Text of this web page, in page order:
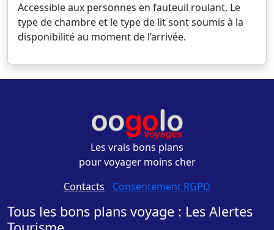
Accessible aux personnes en fauteuil roulant, Le
type de chambre et le type de lit sont soumis à la
disponibilité au moment de l’arrivée.
Les vrais bons plans
pour voyager moins cher
Contacts - Consentement RGPD
Tous les bons plans voyage : Les Alertes